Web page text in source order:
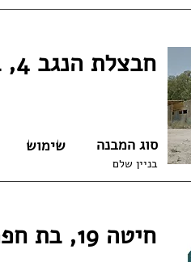
חבצלת הנגב 4, באר שבע
שימוש סוג המבנה
בניין שלם
חיטה 19, בת חפר